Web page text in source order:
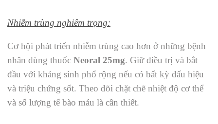
Nhiễm trùng nghiêm trọng:
Cơ hội phát triển nhiễm trùng cao hơn ở những bệnh
nhân dùng thuốc Neoral 25mg. Giữ điều trị và bắt
đầu với kháng sinh phổ rộng nếu có bất kỳ dấu hiệu
và triệu chứng sốt. Theo dõi chặt chẽ nhiệt độ cơ thể
và số lượng tế bào máu là cần thiết.